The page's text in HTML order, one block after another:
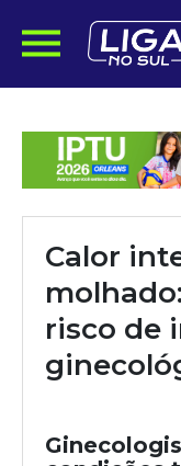
Calor
risco de